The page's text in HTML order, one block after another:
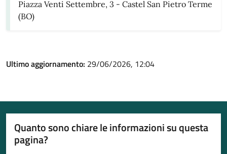
Piazza Venti Settembre, 3 - Castel San Pietro Terme
(BO)
Ultimo aggiornamento: 29/06/2026, 12:04
Quanto sono chiare le informazioni su questa
pagina?